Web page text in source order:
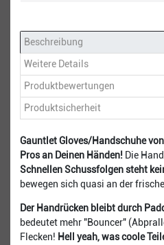
Beschreibung
Weitere Details
Produktbewertungen
Produktsicherheit
Gauntlet Gloves/Handschuhe
Pros an Deinen Händen! Die
Schnellen Schussfolgen steht
bewegen sich quasi an der
Der Handrücken bleibt durch
bedeutet mehr "Bouncer"
Flecken! Hell yeah, was coole